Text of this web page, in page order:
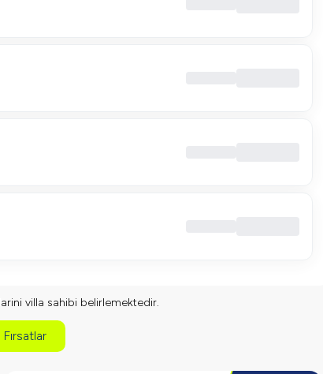
villa sahibi belirlemektedir.
Fırsatlar